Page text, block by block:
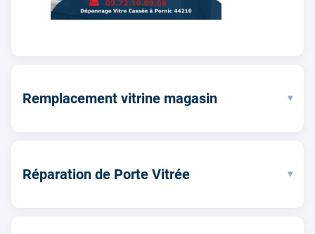
Remplacement vitrine magasin ▾
Réparation de Porte Vitrée ▾